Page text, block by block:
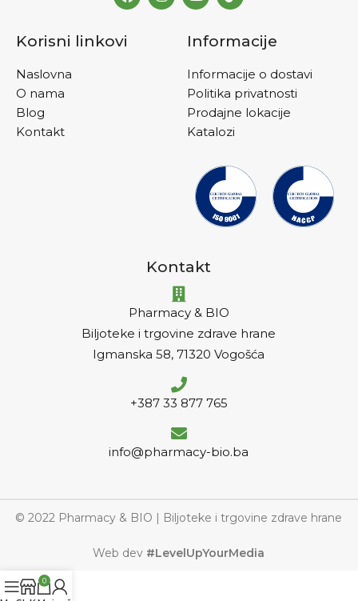
Korisni linkovi
Naslovna
O nama
Blog
Kontakt
Informacije
Informacije o dostavi
Politika privatnosti
Prodajne lokacije
Katalozi
Kontakt
Pharmacy & BIO
Biljoteke i trgovine zdrave hrane
Igmanska 58, 71320 Vogošća
+387 33 877 765
info@pharmacy-bio.ba
© 2022 Pharmacy & BIO | Biljoteke i trgovine zdrave hrane
Web dev #LevelUpYourMedia
0